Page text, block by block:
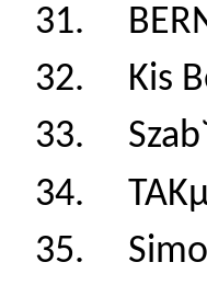
31.
32.
33.
34.
35.